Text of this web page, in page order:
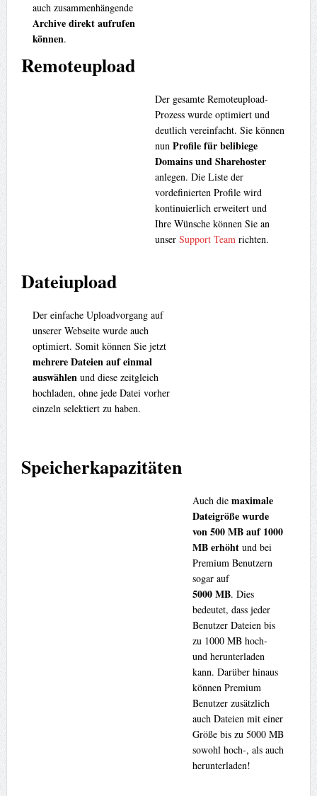
auch zusammenhängende
Archive direkt aufrufen
können.
Remoteupload
Der gesamte Remoteupload-
Prozess wurde optimiert und
deutlich vereinfacht. Sie können
nun Profile für belibiege
Domains und Sharehoster
anlegen. Die Liste der
vordefinierten Profile wird
kontinuierlich erweitert und
Ihre Wünsche können Sie an
unser Support Teamrichten.
Dateiupload
Der einfache Uploadvorgang auf
unserer Webseite wurde auch
optimiert. Somit können Sie jetzt
mehrere Dateien auf einmal
auswählenund diese zeitgleich
hochladen, ohne jede Datei vorher
einzeln selektiert zu haben.
Speicherkapazitäten
Auch die maximale
Dateigröße wurde
von 500 MB auf 1000
MB erhöhtund bei
Premium Benutzern
sogar auf
5000 MB. Dies
bedeutet, dass jeder
Benutzer Dateien bis
zu 1000 MB hoch-
und herunterladen
kann. Darüber hinaus
können Premium
Benutzer zusätzlich
auch Dateien mit einer
Größe bis zu 5000 MB
sowohl hoch-, als auch
herunterladen!